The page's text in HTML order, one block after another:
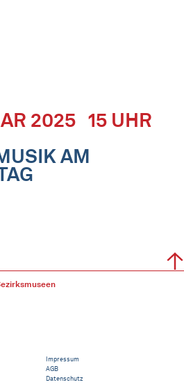
2025 15 UHR
AM
Impressum
AGB
Datenschutz